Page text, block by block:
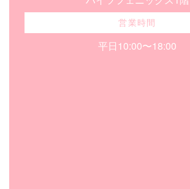
営業時間
平日10:00〜18:00